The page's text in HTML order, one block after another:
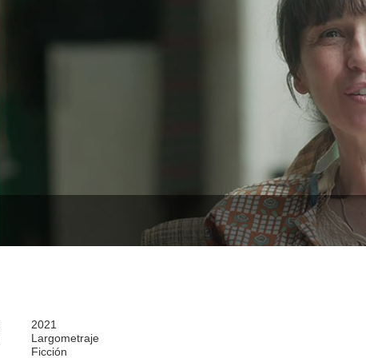
2021
Largometraje
Ficción